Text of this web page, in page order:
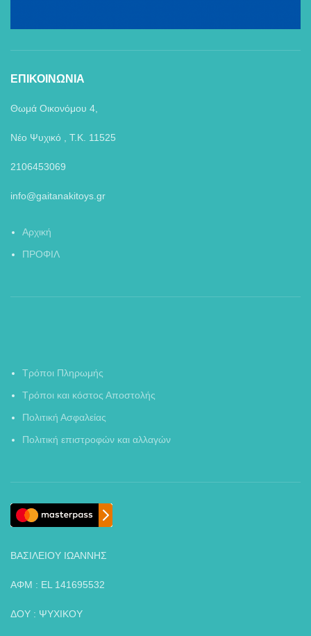
ΕΠΙΚΟΙΝΩΝΙΑ
Θωμά Οικονόμου 4,
Νέο Ψυχικό , Τ.Κ. 11525
2106453069
info@gaitanakitoys.gr
Αρχική
ΠΡΟΦΙΛ
Τρόποι Πληρωμής
Τρόποι και κόστος Αποστολής
Πολιτική Ασφαλείας
Πολιτική επιστροφών και αλλαγών
ΒΑΣΙΛΕΙΟΥ ΙΩΑΝΝΗΣ
ΑΦΜ : EL 141695532
ΔΟΥ : ΨΥΧΙΚΟΥ